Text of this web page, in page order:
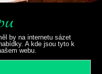
by na internetu sázet
A kde jsou tyto k
webu.